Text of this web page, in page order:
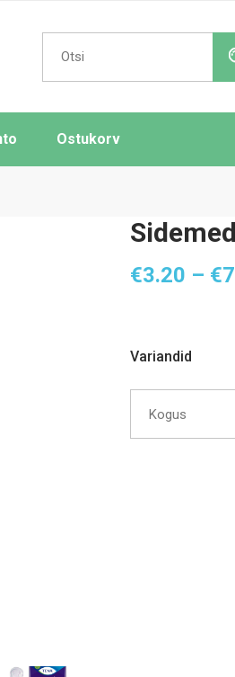
Search
for:
Ostukorv
€3.20 – €
Variandid
Kogus